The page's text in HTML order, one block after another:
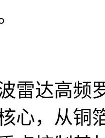
雷达高频
心，从铜